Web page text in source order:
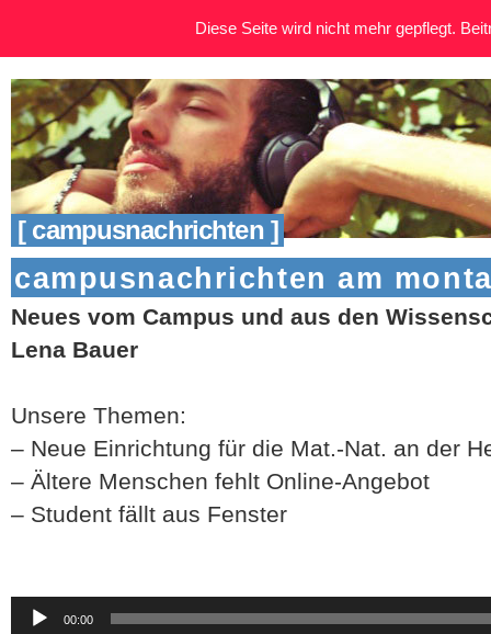
[ campusnachrichten ]
campusnachrichten am
Neues vom Campus und aus den
Lena Bauer
Unsere Themen:
– Neue Einrichtung für die Mat.-Nat. an der
– Ältere Menschen fehlt Online-Angebot
– Student fällt aus Fenster
Audio-
Player
00:00
Diese Seite wird nicht mehr gepflegt.